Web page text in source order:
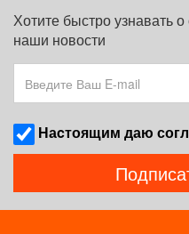
Хотите быстро узнавать
наши новости
Наcтоящим даю